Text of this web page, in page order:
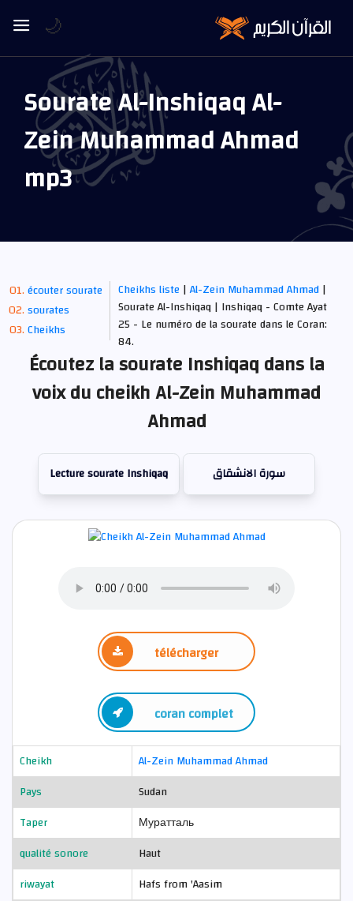
Sourate Al-Inshiqaq Al-
Zein Muhammad Ahmad
mp3
écouter sourate
sourates
Cheikhs
Cheikhs liste |Al-Zein Muhammad Ahmad|
Sourate Al-Inshiqaq | Inshiqaq - Comte Ayat
25 - Le numéro de la sourate dans le Coran:
84.
Écoutez la sourate Inshiqaq dans la
voix du cheikh Al-Zein Muhammad
Ahmad
Lecture sourate Inshiqaq سورة الانشقاق
télécharger
coran complet
Cheikh
Al-Zein Muhammad Ahmad
Pays
Sudan
Taper
Муратталь
qualité sonore
Haut
riwayat
Hafs from 'Aasim
🌙